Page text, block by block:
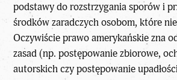
podstawy do rozstrzygania sporów i
środków zaradczych osobom, które
Oczywiścieprawo amerykańskiezna
zasad (np. postępowanie zbiorowe,
autorskich czy postępowanie